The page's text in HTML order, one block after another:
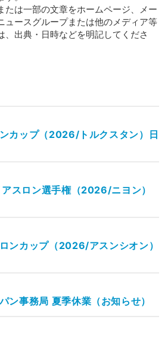
たは一部の文章をホームページ、メー
ュースグループまたは他のメディア等
、出典・日時などを明記してくださ
カップ（2026/トルクスタン）日
スロン選手権（2026/ニヨン）
ンカップ（2026/アスンシオン）
ン事務局 夏季休業（お知らせ）